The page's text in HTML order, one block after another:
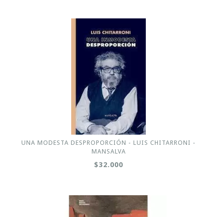
UNA MODESTA DESPROPORCIÓN - LUIS CHITARRONI -
MANSALVA
$32.000